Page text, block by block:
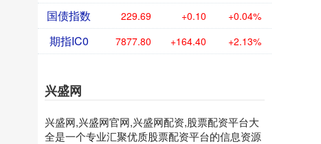
国债指数 229.69 +0.10 +0.04%
期指IC0 7877.80 +164.40 +2.13%
兴盛网
兴盛网,兴盛网官网,兴盛网配资,股票配资平台大
全是一个专业汇聚优质股票配资平台的信息资源